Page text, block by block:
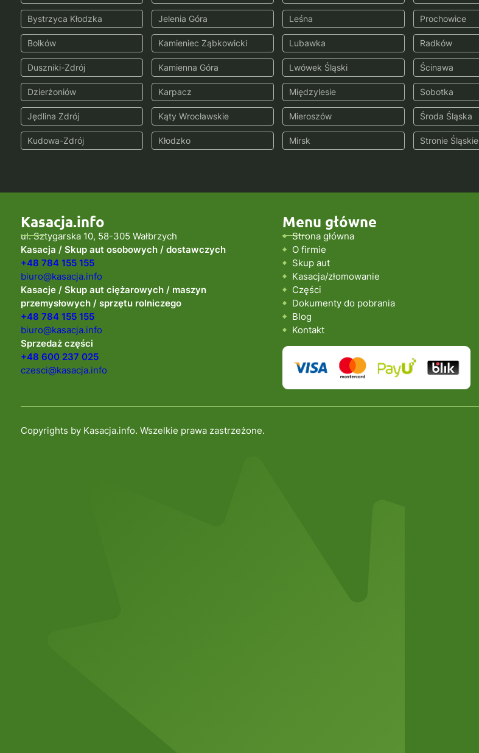
Bystrzyca Kłodzka
Bolków
Duszniki-Zdrój
Dzierżoniów
Jędlina Zdrój
Kudowa-Zdrój
Jelenia Góra
Kamieniec Ząbkowicki
Kamienna Góra
Karpacz
Kąty Wrocławskie
Kłodzko
Leśna
Lubawka
Lwówek Śląski
Międzylesie
Mieroszów
Mirsk
Prochowice
Radków
Ścinawa
Sobotka
Środa Śląska
Stronie Śląskie
Kasacja.info
ul. Sztygarska 10, 58-305 Wałbrzych
Kasacja / Skup aut osobowych / dostawczych
+48 784 155 155
biuro@kasacja.info
Kasacje / Skup aut ciężarowych / maszyn
przemysłowych / sprzętu rolniczego
+48 784 155 155
biuro@kasacja.info
Sprzedaż części
+48 600 237 025
czesci@kasacja.info
Menu główne
Strona główna
O firmie
Skup aut
Kasacja/złomowanie
Części
Dokumenty do pobrania
Blog
Kontakt
Copyrights by Kasacja.info. Wszelkie prawa zastrzeżone.